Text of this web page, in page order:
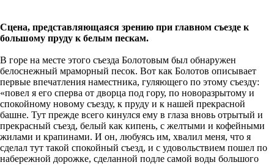
Сцена, представляющаяся зрению при главном съезде к
большому пруду к белым пескам.
В горе на месте этого съезда Болотовым был обнаружен
белоснежный мраморный песок. Вот как Болотов описывает
первые впечатления наместника, гуляющего по этому съезду:
«повел я его сперва от дворца под гору, по новоразрытому и
спокойному новому съезду, к пруду и к нашей прекрасной
башне. Тут прежде всего кинулся ему в глаза вновь отрытый и
прекрасный съезд, белый как кипень, с желтыми и кофейными
жилами и крапинами. И он, любуясь им, хвалил меня, что я
сделал тут такой спокойный съезд, и с удовольствием пошел по
набережной дорожке, сделанной подле самой воды большого